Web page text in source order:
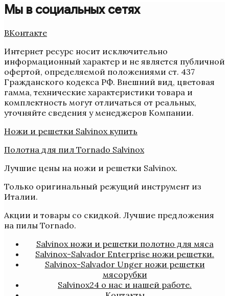
Мы в социальных сетях
ВКонтакте
Интернет ресурс носит исключительно
информационный характер и не является публичной
офертой, определяемой положениями ст. 437
Гражданского кодекса РФ. Внешний вид, цветовая
гамма, технические характеристики товара и
комплектность могут отличаться от реальных,
уточняйте сведения у менеджеров Компании.
Ножи и решетки Salvinox купить
Полотна для пил Tornado Salvinox
Лучшие цены на ножи и решетки Salvinox.
Только оригинальный режущий инструмент из
Италии.
Акции и товары со скидкой. Лучшие предложения
на пилы Tornado.
Salvinox ножи и решетки полотно для мяса
Salvinox-Salvador Enterprise ножи решетки.
Salvinox-Salvador Unger ножи решетки
мясорубки
Salvinox24 о нас и нашей работе.